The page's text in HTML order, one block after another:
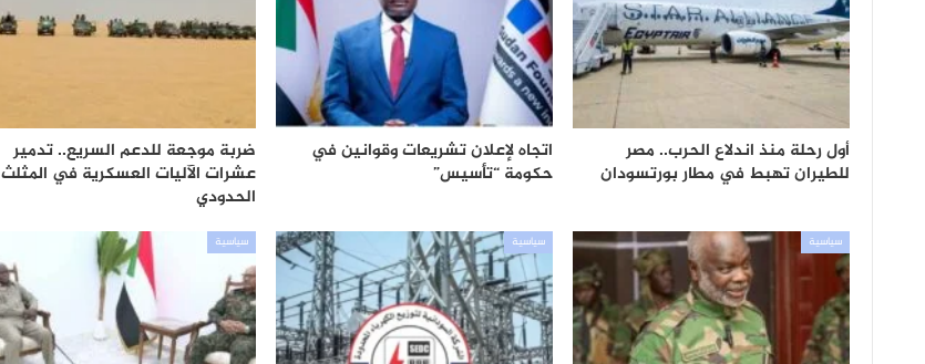
أول رحلة منذ اندلاع الحرب.. مصر
للطيران تهبط في مطار بورتسودان
اتجاه لإعلان تشريعات وقوانين في
حكومة “تأسيس”
ضربة موجعة للدعم السريع.. تدمير
عشرات الآليات العسكرية في المثلث
الحدودي
سياسية سياسية سياسية